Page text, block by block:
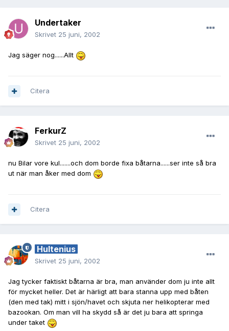
Undertaker
Skrivet 25 juni, 2002
Jag säger nog......Allt
Citera
FerkurZ
Skrivet 25 juni, 2002
nu Bilar vore kul.......och dom borde fixa båtarna......ser inte så bra
ut när man åker med dom
Citera
Hultenius
Skrivet 25 juni, 2002
Jag tycker faktiskt båtarna är bra, man använder dom ju inte allt
för mycket heller. Det är härligt att bara stanna upp med båten
(den med tak) mitt i sjön/havet och skjuta ner helikopterar med
bazookan. Om man vill ha skydd så är det ju bara att springa
under taket